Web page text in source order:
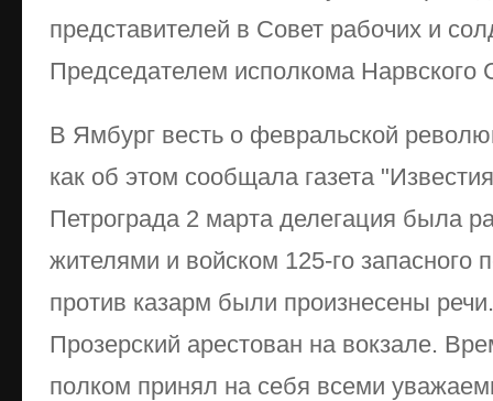
представителей в Совет рабочих и
Председателем исполкома Нарвского
В Ямбург весть о февральской
как об этом сообщала газета
Петрограда 2 марта делегация была
жителями и войском 125-го запасного
против казарм были произнесены
Прозерский арестован на вокзале.
полком принял на себя всеми